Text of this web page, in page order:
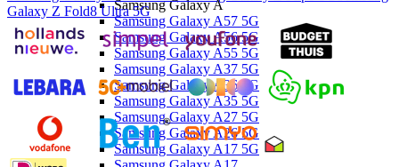
Samsung Galaxy A
Samsung Galaxy A57 5G
Samsung Galaxy A56 5G
Samsung Galaxy A55 5G
Samsung Galaxy A37 5G
Samsung Galaxy A36 5G
Samsung Galaxy A35 5G
Samsung Galaxy A27 5G
Samsung Galaxy A26 5G
Samsung Galaxy A17 5G
Galaxy Z Fold8 Ultra 5G